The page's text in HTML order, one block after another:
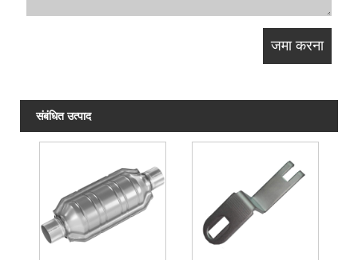
संबंधित उत्पाद